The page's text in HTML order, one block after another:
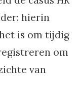
hierin
is om tijdig
om
van